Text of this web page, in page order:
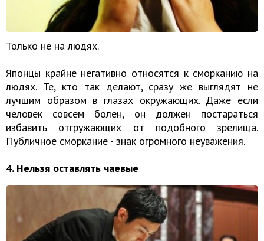
Только не на людях.
Японцы крайне негативно относятся к сморканию на
людях. Те, кто так делают, сразу же выглядят не
лучшим образом в глазах окружающих. Даже если
человек совсем болен, он должен постараться
избавить отгружающих от подобного зрелища.
Публичное сморкание - знак огромного неуважения.
4. Нельзя оставлять чаевые